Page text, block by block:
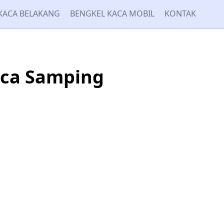
BELAKANG BENGKEL KACA MOBIL KONTAK
Samping